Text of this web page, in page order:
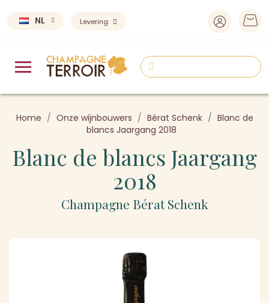
NL Levering:
Home Onze wijnbouwers Bérat Schenk
Blanc de
blancs Jaargang 2018
Blanc de blancs Jaargang
2018
Champagne Bérat Schenk